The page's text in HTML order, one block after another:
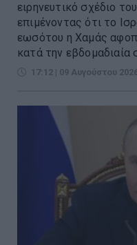
ειρηνευτικό σχέδιο
επιμένοντας ότι το
εωσότου η Χαμάς
κατά την εβδομαδιαία
17:12 | 09 Αυγούστου